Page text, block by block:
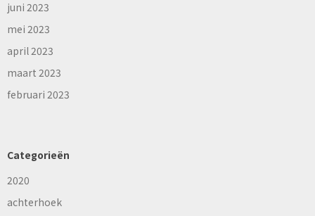
juni 2023
mei 2023
april 2023
maart 2023
februari 2023
Categorieën
2020
achterhoek